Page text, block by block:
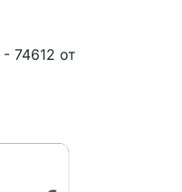
74612 от